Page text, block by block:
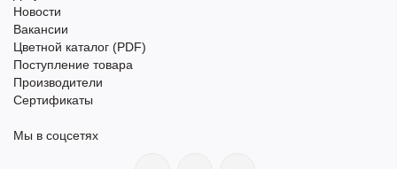
Новости
Вакансии
Цветной каталог (PDF)
Поступление товара
Производители
Сертификаты
Мы в соцсетях